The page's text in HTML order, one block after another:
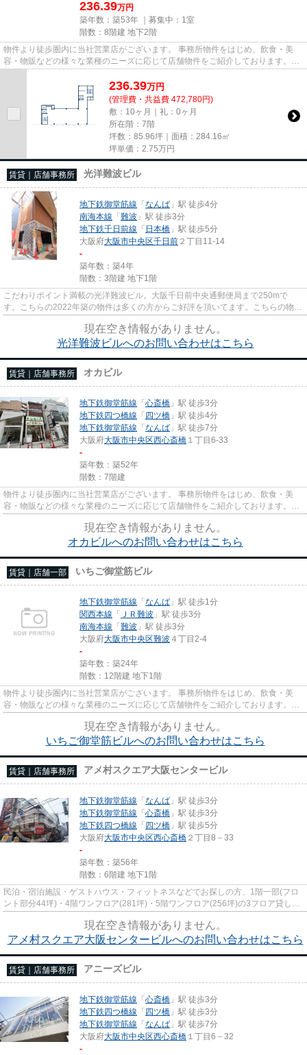
236.39万円
築年数：築53年 ｜募集中： 1室
階数：8階建 地下2階
物件より徒歩圏内に当社営業店がございます。 事務所物件をはじめ、飲食・美
容・物販などの様々な業種のニーズに応じて店舗物件をご紹介しております。
尚、弊社ではおとり広告は一切...
236.39万円
(管理費・共益費 472,780円)
敷：10ヶ月｜礼：0ヶ月
所在階：7階
坪数：85.96坪｜面積：284.16㎡
坪単価： 2.75万円
賃貸｜店舗事務所 光洋難波ビル
地下鉄御堂筋線 「なんば 」駅 徒歩4分
南海本線 「難波 」駅 徒歩3分
地下鉄千日前線 「 日本橋 」駅 徒歩5分
大阪府大阪市中央区千日前 ２丁目11-14
-
築年数：築4年
階数：3階建 地下1階
こだわりポイント満載の光洋難波ビル。大阪千日前中央通郵便局まで250mで
す。こちらの2022年築の物件は多くの方からご好評を頂いてます。こちらの物件
はエレベーター付きです。
現在空き情報がありません。
光洋難波ビルへのお問い合わせはこちら
賃貸｜店舗事務所 オカビル
地下鉄御堂筋線 「心斎橋 」駅 徒歩3分
地下鉄四つ橋線 「四ツ橋 」駅 徒歩4分
地下鉄御堂筋線 「なんば 」駅 徒歩7分
大阪府大阪市中央区西心斎橋 １丁目6-33
-
築年数：築52年
階数：7階建
物件より徒歩圏内に当社営業店がございます。 事務所物件をはじめ、飲食・美
容・物販などの様々な業種のニーズに応じて店舗物件をご紹介しております。
尚、弊社ではおとり広告は一切...
現在空き情報がありません。
オカビルへのお問い合わせはこちら
賃貸｜店舗一部 いちご御堂筋ビル
地下鉄御堂筋線 「なんば 」駅 徒歩1分
関西本線 「 ＪＲ難波 」駅 徒歩3分
南海本線 「難波 」駅 徒歩3分
大阪府大阪市中央区難波 ４丁目2-4
-
築年数：築24年
階数：12階建 地下1階
物件より徒歩圏内に当社営業店がございます。 事務所物件をはじめ、飲食・美
容・物販などの様々な業種のニーズに応じて店舗物件をご紹介しております。
尚、弊社ではおとり広告は一切...
現在空き情報がありません。
いちご御堂筋ビルへのお問い合わせはこちら
賃貸｜店舗事務所 アメ村スクエア大阪センタービル
地下鉄御堂筋線 「なんば 」駅 徒歩3分
地下鉄御堂筋線 「心斎橋 」駅 徒歩3分
地下鉄四つ橋線 「四ツ橋 」駅 徒歩5分
大阪府大阪市中央区西心斎橋 ２丁目8－33
-
築年数：築56年
階数：6階建 地下1階
民泊・宿泊施設・ゲストハウス・フィットネスなどでお探しの方、1階一部(フロ
ント部分44坪)・4階ワンフロア(281坪)・5階ワンフロア(256坪)の3フロア貸し。
専用エレベーター2基あります...
現在空き情報がありません。
アメ村スクエア大阪センタービルへのお問い合わせはこちら
賃貸｜店舗事務所 アニーズビル
地下鉄御堂筋線 「心斎橋 」駅 徒歩3分
地下鉄四つ橋線 「四ツ橋 」駅 徒歩3分
地下鉄御堂筋線 「なんば 」駅 徒歩7分
大阪府大阪市中央区西心斎橋 １丁目6－32
-